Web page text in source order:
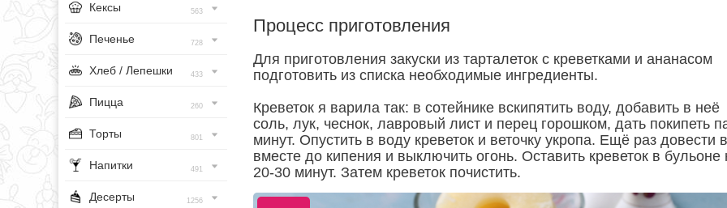
Кексы 563
Печенье 728
Хлеб / Лепешки 433
Пицца 260
Торты 801
Напитки 491
Десерты 1256
Процесс приготовления
Для приготовления закуски из тарталеток с креветками и ананасом
подготовить из списка необходимые ингредиенты.
Креветок я варила так: в сотейнике вскипятить воду, добавить в неё
соль, лук, чеснок, лавровый лист и перец горошком, дать покипеть
минут. Опустить в воду креветок и веточку укропа. Ещё раз довести
вместе до кипения и выключить огонь. Оставить креветок в бульоне
20-30 минут. Затем креветок почистить.